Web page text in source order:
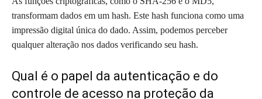
transformam dados em um hash. Este hash funciona como uma
impressão digital única do dado. Assim, podemos perceber
qualquer alteração nos dados verificando seu hash.
Qual é o papel da autenticação e do
controle de acesso na proteção da